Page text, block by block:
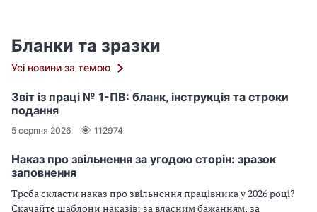
Бланки та зразки
Усі новини за темою
Звіт із праці № 1-ПВ: бланк, інструкція та строки
подання
5 серпня 2026 112974
Наказ про звільнення за угодою сторін: зразок
заповнення
Треба скласти наказ про звільнення працівника у 2026 році?
Скачайте шаблони наказів: за власним бажанням, за